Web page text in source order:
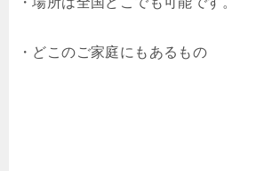
・どこのご家庭にもあるもの